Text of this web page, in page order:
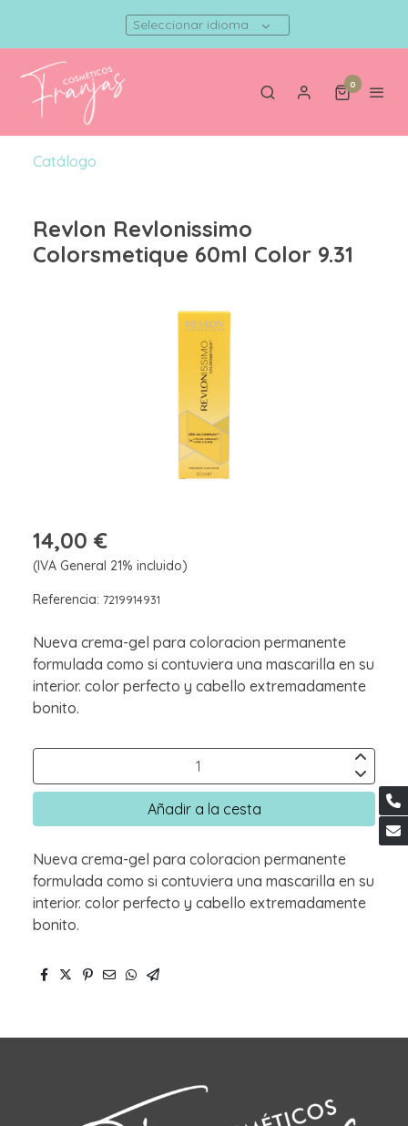
Seleccionar idioma
0
Catálogo
Revlon Revlonissimo
Colorsmetique 60ml Color 9.31
14,00 €
(IVA General 21% incluido)
Referencia: 7219914931
Nueva crema-gel para coloracion permanente
formulada como si contuviera una mascarilla en su
interior. color perfecto y cabello extremadamente
bonito.
Añadir a la cesta
Nueva crema-gel para coloracion permanente
formulada como si contuviera una mascarilla en su
interior. color perfecto y cabello extremadamente
bonito.